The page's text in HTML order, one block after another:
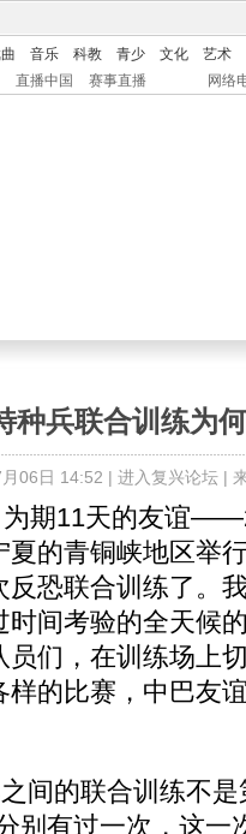
音乐 科教 青少 文化
艺术
直播中国 赛事直播 网络
种兵联合训练为
06日 14:52 | 进入复兴论坛|
期11天的友谊
夏的青铜峡地区举
恐联合训练了。
间考验的全天候
们，在训练场上
的比赛，中巴友
的联合训练不是
别有过一次，这一